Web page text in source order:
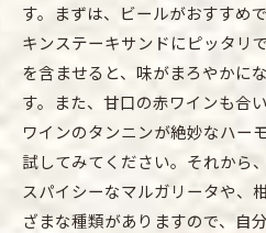
す。まずは、ビールがおすすめ
キンステーキサンドにピッタリ
を含ませると、味がまろやかに
す。また、甘口の赤ワインも合
ワインのタンニンが絶妙なハー
試してみてください。それから
スパイシーなマルガリータや、
ざまな種類がありますので、自